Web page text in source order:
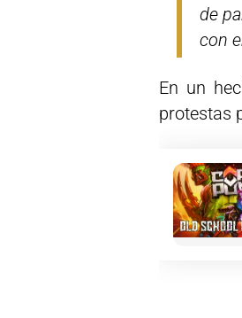
de
con
En un
protestas